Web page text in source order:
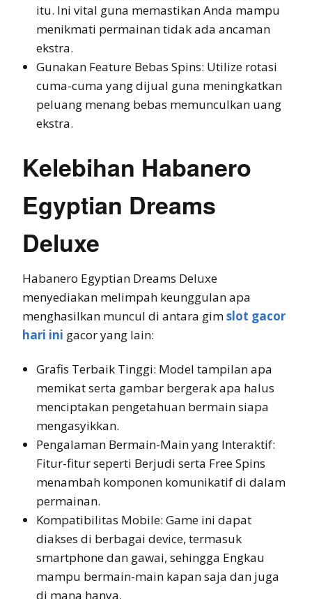
itu. Ini vital guna memastikan Anda mampu
menikmati permainan tidak ada ancaman
ekstra.
Gunakan Feature Bebas Spins: Utilize rotasi
cuma-cuma yang dijual guna meningkatkan
peluang menang bebas memunculkan uang
ekstra.
Kelebihan Habanero
Egyptian Dreams
Deluxe
Habanero Egyptian Dreams Deluxe
menyediakan melimpah keunggulan apa
menghasilkan muncul di antara gimslot gacor
hari ini gacor yang lain:
Grafis Terbaik Tinggi: Model tampilan apa
memikat serta gambar bergerak apa halus
menciptakan pengetahuan bermain siapa
mengasyikkan.
Pengalaman Bermain-Main yang Interaktif:
Fitur-fitur seperti Berjudi serta Free Spins
menambah komponen komunikatif di dalam
permainan.
Kompatibilitas Mobile: Game ini dapat
diakses di berbagai device, termasuk
smartphone dan gawai, sehingga Engkau
mampu bermain-main kapan saja dan juga
di mana hanya.